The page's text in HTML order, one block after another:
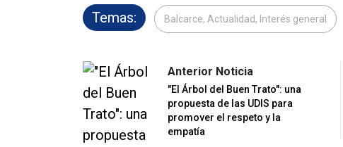
Temas: Balcarce, Actualidad, Interés general
Anterior Noticia
"El Árbol del Buen Trato": una
propuesta de las UDIS para
promover el respeto y la
empatía